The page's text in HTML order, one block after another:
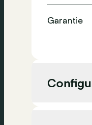
Garantie